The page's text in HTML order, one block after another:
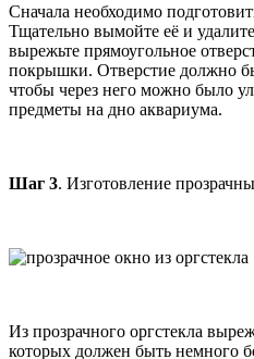
Сначала необходимо
Тщательно вымойте её и
вырежьте прямоугольное
покрышки. Отверстие должно
чтобы через него можно было
предметы на дно аквариума.
Шаг 3. Изготовление
Из прозрачного оргстекла
которых должен быть немного